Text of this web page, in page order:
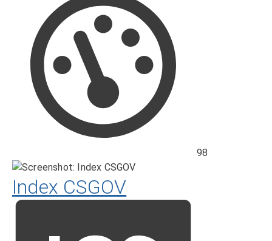
98
Index CSGOV